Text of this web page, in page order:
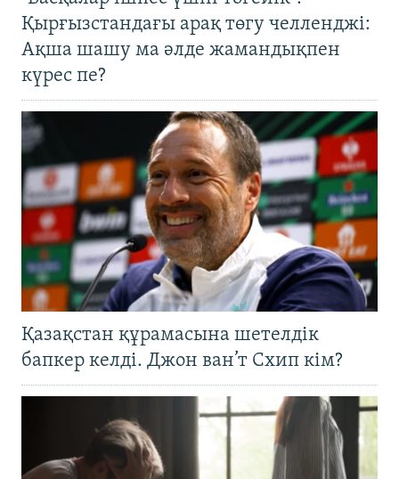
Қырғызстандағы арақ төгу челленджі:
Ақша шашу ма әлде жамандықпен
күрес пе?
Қазақстан құрамасына шетелдік
бапкер келді. Джон ван’т Схип кім?